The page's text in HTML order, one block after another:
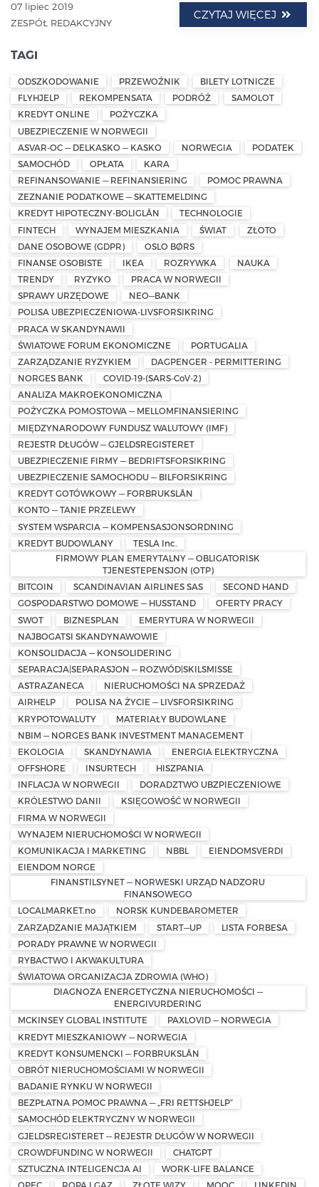
07 lipiec 2019
ZESPÓŁ REDAKCYJNY
CZYTAJ WIĘCEJ
TAGI
ODSZKODOWANIE PRZEWOŹNIK
BILETY LOTNICZE
FLYHJELP
REKOMPENSATA PODRÓŻ
SAMOLOT
KREDYT ONLINE
POŻYCZKA
UBEZPIECZENIE W NORWEGII
ASVAR-OC — DELKASKO — KASKO
NORWEGIA
PODATEK
SAMOCHÓD
OPŁATA
KARA
REFINANSOWANIE — REFINANSIERING
POMOC PRAWNA
ZEZNANIE PODATKOWE — SKATTEMELDING
KREDYT HIPOTECZNY-BOLIGLÅN
TECHNOLOGIE
FINTECH
WYNAJEM MIESZKANIA ŚWIAT
ZŁOTO
DANE OSOBOWE (GDPR)
OSLO BØRS
FINANSE OSOBISTE
IKEA ROZRYWKA
NAUKA
TRENDY
RYZYKO
PRACA W NORWEGII
SPRAWY URZĘDOWE
NEO—BANK
POLISA UBEZPIECZENIOWA-LIVSFORSIKRING
PRACA W SKANDYNAWII
ŚWIATOWE FORUM EKONOMICZNE
PORTUGALIA
ZARZĄDZANIE RYZYKIEM
DAGPENGER - PERMITTERING
NORGES BANK
COVID-19-(SARS-CoV-2)
ANALIZA MAKROEKONOMICZNA
POŻYCZKA POMOSTOWA — MELLOMFINANSIERING
MIĘDZYNARODOWY FUNDUSZ WALUTOWY (IMF)
REJESTR DŁUGÓW — GJELDSREGISTERET
UBEZPIECZENIE FIRMY — BEDRIFTSFORSIKRING
UBEZPIECZENIE SAMOCHODU — BILFORSIKRING
KREDYT GOTÓWKOWY — FORBRUKSLÅN
KONTO — TANIE PRZELEWY
SYSTEM WSPARCIA — KOMPENSASJONSORDNING
KREDYT BUDOWLANY
TESLA Inc.
FIRMOWY PLAN EMERYTALNY — OBLIGATORISK
TJENESTEPENSJON (OTP)
BITCOIN
SCANDINAVIAN AIRLINES SAS
SECOND HAND
GOSPODARSTWO DOMOWE — HUSSTAND
OFERTY PRACY
SWOT
BIZNESPLAN
EMERYTURA W NORWEGII
NAJBOGATSI SKANDYNAWOWIE
KONSOLIDACJA — KONSOLIDERING
SEPARACJA|SEPARASJON — ROZWÓD|SKILSMISSE
ASTRAZANECA
NIERUCHOMOŚCI NA SPRZEDAŻ
AIRHELP
POLISA NA ŻYCIE — LIVSFORSIKRING
KRYPOTOWALUTY
MATERIAŁY BUDOWLANE
NBIM — NORGES BANK INVESTMENT MANAGEMENT
EKOLOGIA
SKANDYNAWIA
ENERGIA ELEKTRYCZNA
OFFSHORE
INSURTECH
HISZPANIA
INFLACJA W NORWEGII
DORADZTWO UBZPIECZENIOWE
KRÓLESTWO DANII
KSIĘGOWOŚĆ W NORWEGII
FIRMA W NORWEGII
WYNAJEM NIERUCHOMOŚCI W NORWEGII
KOMUNIKACJA I MARKETING
NBBL
EIENDOMSVERDI
EIENDOM NORGE
FINANSTILSYNET — NORWESKI URZĄD NADZORU
FINANSOWEGO
LOCALMARKET.no
NORSK KUNDEBAROMETER
ZARZĄDZANIE MAJĄTKIEM
START—UP
LISTA FORBESA
PORADY PRAWNE W NORWEGII
RYBACTWO I AKWAKULTURA
ŚWIATOWA ORGANIZACJA ZDROWIA (WHO)
DIAGNOZA ENERGETYCZNA NIERUCHOMOŚCI —
ENERGIVURDERING
MCKINSEY GLOBAL INSTITUTE
PAXLOVID — NORWEGIA
KREDYT MIESZKANIOWY — NORWEGIA
KREDYT KONSUMENCKI — FORBRUKSLÅN
OBRÓT NIERUCHOMOŚCIAMI W NORWEGII
BADANIE RYNKU W NORWEGII
BEZPŁATNA POMOC PRAWNA — „FRI RETTSHJELP”
SAMOCHÓD ELEKTRYCZNY W NORWEGII
GJELDSREGISTERET — REJESTR DŁUGÓW W NORWEGII
CROWDFUNDING W NORWEGII
CHATGPT
SZTUCZNA INTELIGENCJA AI
WORK-LIFE BALANCE
OPEC
ROPA I GAZ ZŁOTE WIZY MOOC LINKEDIN